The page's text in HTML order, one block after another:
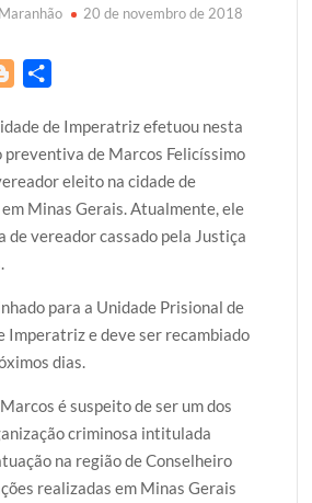
20 de novembro de 2018
o
g
g
e
r
a
r
e
de Imperatriz efetuou nesta
de Marcos Felicíssimo
eleito na cidade de
Minas Gerais. Atualmente, ele
de vereador cassado pela Justiça
para a Unidade Prisional de
Imperatriz e deve ser recambiado
dias.
é suspeito de ser um dos
criminosa intitulada
na região de Conselheiro
realizadas em Minas Gerais